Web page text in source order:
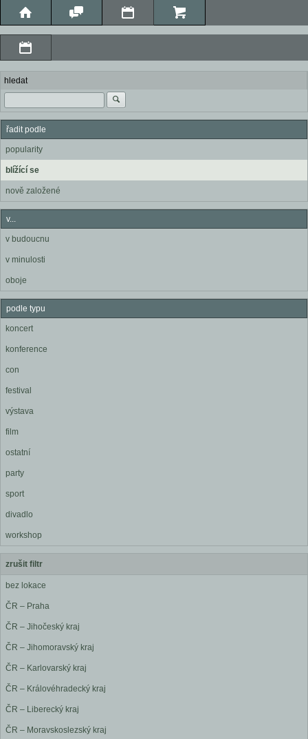
hledat
řadit podle
popularity
blížící se
nově založené
v...
v budoucnu
v minulosti
oboje
podle typu
koncert
konference
con
festival
výstava
film
ostatní
party
sport
divadlo
workshop
zrušit filtr
bez lokace
ČR – Praha
ČR – Jihočeský kraj
ČR – Jihomoravský kraj
ČR – Karlovarský kraj
ČR – Královéhradecký kraj
ČR – Liberecký kraj
ČR – Moravskoslezský kraj